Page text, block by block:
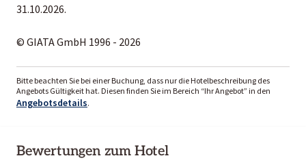
31.10.2026.
© GIATA GmbH 1996 - 2026
Bitte beachten Sie bei einer Buchung, dass nur die Hotelbeschreibung des
Angebots Gültigkeit hat. Diesen finden Sie im Bereich “Ihr Angebot” in den
Angebotsdetails.
Bewertungen zum Hotel